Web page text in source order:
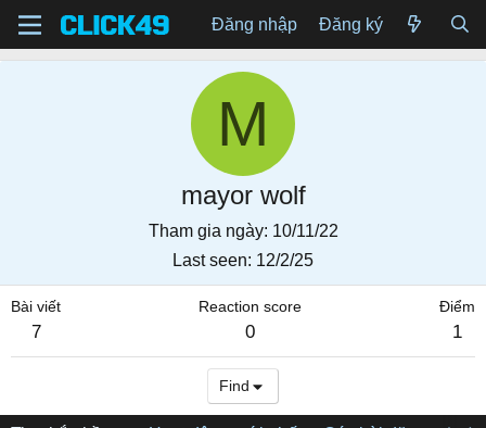
Đăng nhập Đăng ký
M
mayor wolf
Tham gia ngày 10/11/22
Last seen 12/2/25
Bài viết
7
Reaction score
0
Điểm
1
Find